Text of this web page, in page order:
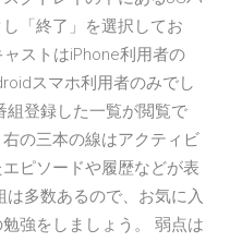
「終了」を選択してお
ストはiPhone利用者の
スマホ利用者のみでし
組登録した一覧が閲覧で
の三本の線はアクティビ
ピソードや履歴などが表
多数あるので、お気に入
強をしましょう。 弱点は